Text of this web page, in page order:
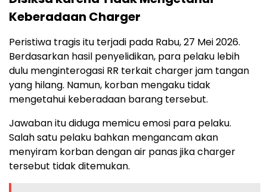
Keberadaan Charger
Peristiwa tragis itu terjadi pada Rabu, 27 Mei 2026.
Berdasarkan hasil penyelidikan, para pelaku lebih
dulu menginterogasi RR terkait charger jam tangan
yang hilang. Namun, korban mengaku tidak
mengetahui keberadaan barang tersebut.
Jawaban itu diduga memicu emosi para pelaku.
Salah satu pelaku bahkan mengancam akan
menyiram korban dengan air panas jika charger
tersebut tidak ditemukan.